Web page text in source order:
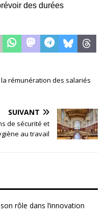
des durées
rémunération des salariés
SUIVANT
de sécurité et
au travail
rôle dans l’innovation